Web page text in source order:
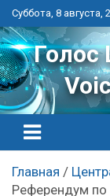
Перейти
к
контенту
Суббота, 8 августа,
Голос
Главная
Референдум по